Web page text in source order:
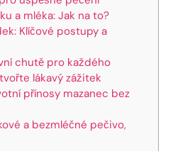
‌a mléka:‍ Jak na to?
Klíčové postupy a
chutě pro každého
‍lákavý⁣ zážitek
přínosy ⁢mazanec bez
⁣a ​bezmléčné‍ pečivo,